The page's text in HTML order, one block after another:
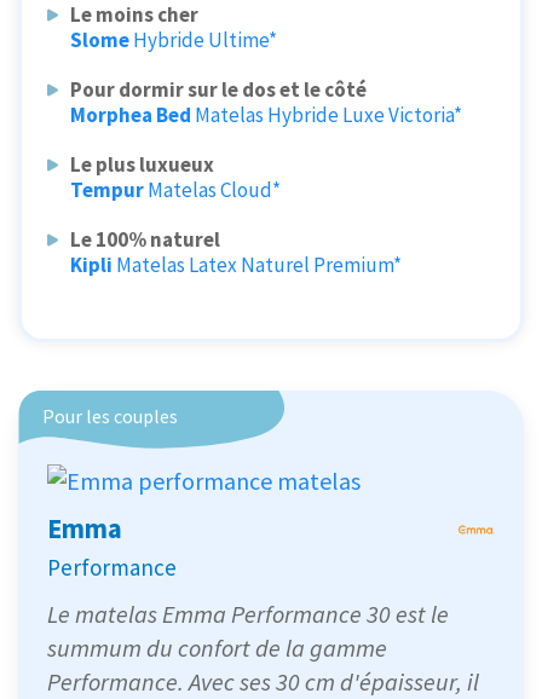
Le moins cher
SlomeHybride Ultime*
Pour dormir sur le dos et le côté
Morphea Bed Matelas Hybride Luxe Victoria*
Le plus luxueux
TempurMatelas Cloud*
Le 100% naturel
Kipli Matelas Latex Naturel Premium*
Pour les couples
Emma
Performance
Le matelas Emma Performance 30 est le
summum du confort de la gamme
Performance. Avec ses 30 cm d'épaisseur, il